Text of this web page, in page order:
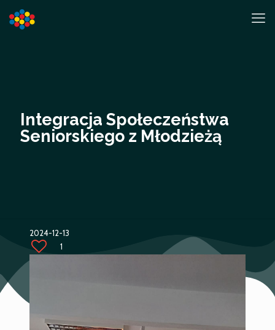
Integracja Społeczeństwa
Seniorskiego z Młodzieżą
2024-12-13
1